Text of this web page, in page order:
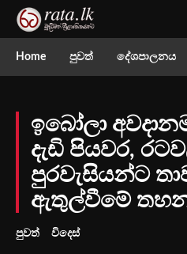
Home පුවත් දේශපාලනය
ඉබෝලා
දැඩි පියවර,
පුරවැසියන්ට
ඇතුල්වීමේ
පුවත් විදෙස්